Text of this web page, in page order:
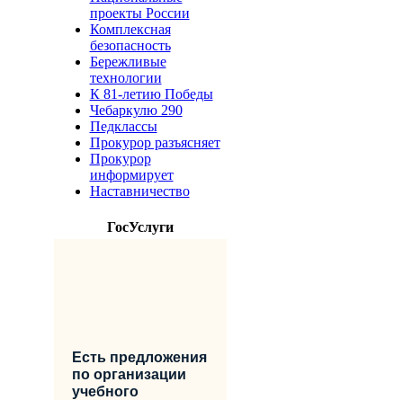
проекты России
Комплексная
безопасность
Бережливые
технологии
К 81-летию Победы
Чебаркулю 290
Педклассы
Прокурор разъясняет
Прокурор
информирует
Наставничество
ГосУслуги
Есть предложения
по организации
учебного